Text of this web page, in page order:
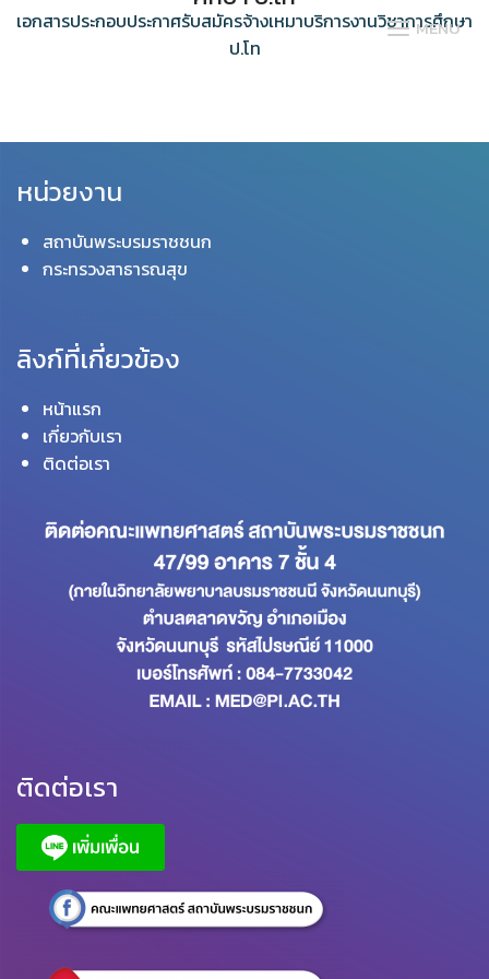
Skip
MENU
เอกสารประกอบประกาศรับสมัครจ้างเหมาบริการงานวิชาการศึกษา
ป.โท
หน่วยงาน
สถาบันพระบรมราชชนก
กระทรวงสาธารณสุข
ลิงก์ที่เกี่ยวข้อง
หน้าแรก
เกี่ยวกับเรา
ติดต่อเรา
ติดต่อเรา